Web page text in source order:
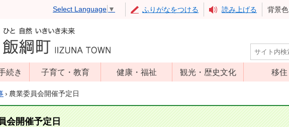
Select Language ▼ ふりがなをつける 読み上げる 背景色
続き
票・
子育て・教育
年齢別子育て情
子育て支援
健康・福祉
高齢者福祉
観光・歴史文化
アップルミュー
移住
› 農業委員会開催予定日
会開催予定日